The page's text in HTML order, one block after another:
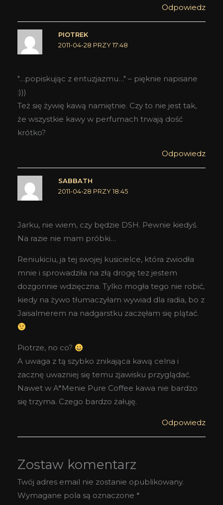
Odpowiedz
PIOTREK
2011-04-28 PRZY 17:48
"…popiskując z entuzjazmu…" – pięknie napisane
:)))
Też się żywię kawą namiętnie. Czy to nie jest tak,
że wszystkie kawy w perfumach trwają dość
krótko?
Odpowiedz
SABBATH
2011-04-28 PRZY 18:45
Jarku, nie wiem, czy będzie DSH. Pewnie kiedyś.
Na razie nie mam próbki…
Reniukiciu, ja tej swojej kusicielce, która zwiodła
mnie i sprowadziła na złą drogę tez jestem
dozgonnie wdzięczna. Tylko mogła tego nie robić,
kiedy na żywo tłumaczyłam wywiad dla radia, bo z
Jaisalmerem na nadgarstku zaczęłam się plątać.
Piotrze, no co?
A uwaga z tą szybko znikająca kawą celna i
zacznę uwazniej się temu zjawisku przyglądać.
Nawet w A*Menie Pure Coffee kawa nie bardzo
się trzyma. Czego bardzo żałuję.
Odpowiedz
Zostaw komentarz
Twój adres email nie zostanie opublikowany.
Wymagane pola są oznaczone *